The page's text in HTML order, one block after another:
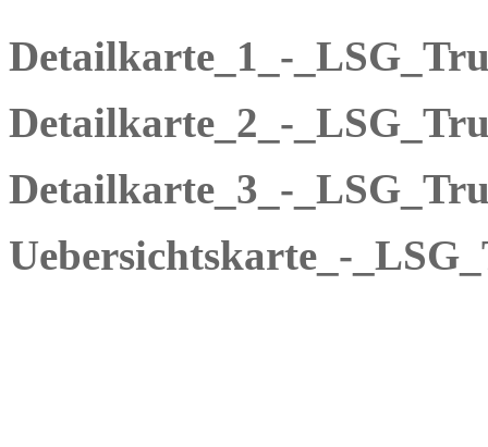
Detailkarte_1_-
Detailkarte_2_-
Detailkarte_3_-
Uebersichtskarte_-